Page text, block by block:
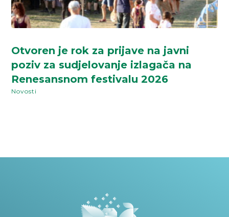
Otvoren je rok za prijave na javni
poziv za sudjelovanje izlagača na
Renesansnom festivalu 2026
Novosti